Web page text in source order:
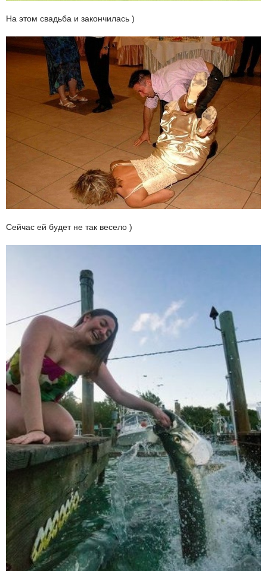
На этом свадьба и закончилась )
Сейчас ей будет не так весело )